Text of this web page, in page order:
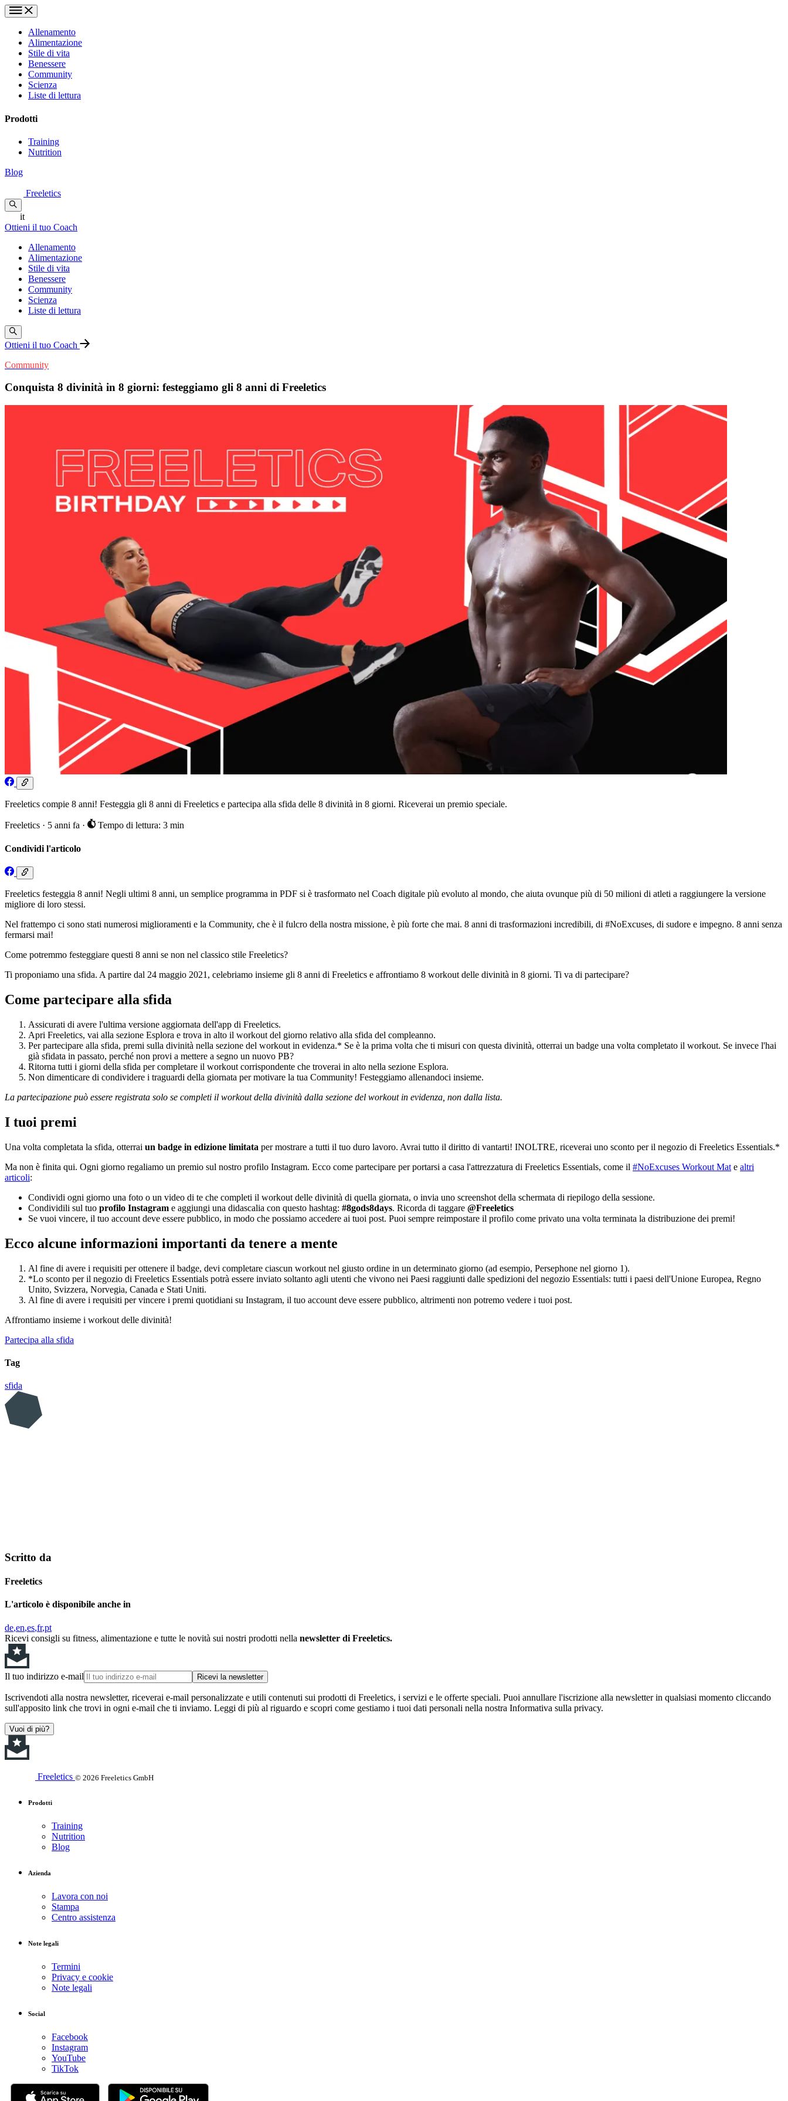
Allenamento
Alimentazione
Stile di vita
Benessere
Community
Scienza
Liste di lettura
Prodotti
Training
Nutrition
Blog
Freeletics
it
Ottieni il tuo Coach
Allenamento
Alimentazione
Stile di vita
Benessere
Community
Scienza
Liste di lettura
Ottieni il tuo Coach
Community
Conquista 8 divinità in 8 giorni: festeggiamo gli 8 anni di Freeletics
Freeletics compie 8 anni! Festeggia gli 8 anni di Freeletics e partecipa alla sfida delle 8 divinità in 8 giorni. Riceverai un premio speciale.
Freeletics · 5 anni fa · Tempo di lettura: 3 min
Condividi l'articolo
Freeletics festeggia 8 anni! Negli ultimi 8 anni, un semplice programma in PDF si è trasformato nel Coach digitale più evoluto al mondo, che aiuta ovunque più di 50 milioni di atleti a raggiungere la versione
migliore di loro stessi.
Nel frattempo ci sono stati numerosi miglioramenti e la Community, che è il fulcro della nostra missione, è più forte che mai. 8 anni di trasformazioni incredibili, di #NoExcuses, di sudore e impegno. 8 anni senza
fermarsi mai!
Come potremmo festeggiare questi 8 anni se non nel classico stile Freeletics?
Ti proponiamo una sfida. A partire dal 24 maggio 2021, celebriamo insieme gli 8 anni di Freeletics e affrontiamo 8 workout delle divinità in 8 giorni. Ti va di partecipare?
Come partecipare alla sfida
Assicurati di avere l'ultima versione aggiornata dell'app di Freeletics.
Apri Freeletics, vai alla sezione Esplora e trova in alto il workout del giorno relativo alla sfida del compleanno.
Per partecipare alla sfida, premi sulla divinità nella sezione del workout in evidenza.* Se è la prima volta che ti misuri con questa divinità, otterrai un badge una volta completato il workout. Se invece l'hai
già sfidata in passato, perché non provi a mettere a segno un nuovo PB?
Ritorna tutti i giorni della sfida per completare il workout corrispondente che troverai in alto nella sezione Esplora.
Non dimenticare di condividere i traguardi della giornata per motivare la tua Community! Festeggiamo allenandoci insieme.
La partecipazione può essere registrata solo se completi il workout della divinità dalla sezione del workout in evidenza, non dalla lista.
I tuoi premi
Una volta completata la sfida, otterrai un badge in edizione limitata per mostrare a tutti il tuo duro lavoro. Avrai tutto il diritto di vantarti! INOLTRE, riceverai uno sconto per il negozio di Freeletics Essentials.*
Ma non è finita qui. Ogni giorno regaliamo un premio sul nostro profilo Instagram. Ecco come partecipare per portarsi a casa l'attrezzatura di Freeletics Essentials, come il #NoExcuses Workout Mat e altri
articoli:
Condividi ogni giorno una foto o un video di te che completi il workout delle divinità di quella giornata, o invia uno screenshot della schermata di riepilogo della sessione.
Condividili sul tuo profilo Instagram e aggiungi una didascalia con questo hashtag: #8gods8days. Ricorda di taggare @Freeletics
Se vuoi vincere, il tuo account deve essere pubblico, in modo che possiamo accedere ai tuoi post. Puoi sempre reimpostare il profilo come privato una volta terminata la distribuzione dei premi!
Ecco alcune informazioni importanti da tenere a mente
Al fine di avere i requisiti per ottenere il badge, devi completare ciascun workout nel giusto ordine in un determinato giorno (ad esempio, Persephone nel giorno 1).
*Lo sconto per il negozio di Freeletics Essentials potrà essere inviato soltanto agli utenti che vivono nei Paesi raggiunti dalle spedizioni del negozio Essentials: tutti i paesi dell'Unione Europea, Regno
Unito, Svizzera, Norvegia, Canada e Stati Uniti.
Al fine di avere i requisiti per vincere i premi quotidiani su Instagram, il tuo account deve essere pubblico, altrimenti non potremo vedere i tuoi post.
Affrontiamo insieme i workout delle divinità!
Partecipa alla sfida
Tag
sfida
Scritto da
Freeletics
L'articolo è disponibile anche in
de en es fr pt
Ricevi consigli su fitness, alimentazione e tutte le novità sui nostri prodotti nella newsletter di Freeletics.
Il tuo indirizzo e-mail Ricevi la newsletter
Iscrivendoti alla nostra newsletter, riceverai e-mail personalizzate e utili contenuti sui prodotti di Freeletics, i servizi e le offerte speciali. Puoi annullare l'iscrizione alla newsletter in qualsiasi momento cliccando
sull'apposito link che trovi in ogni e-mail che ti inviamo. Leggi di più al riguardo e scopri come gestiamo i tuoi dati personali nella nostra Informativa sulla privacy.
Vuoi di più?
Freeletics © 2026 Freeletics GmbH
Prodotti
Training
Nutrition
Blog
Azienda
Lavora con noi
Stampa
Centro assistenza
Note legali
Termini
Privacy e cookie
Note legali
Social
Facebook
Instagram
YouTube
TikTok